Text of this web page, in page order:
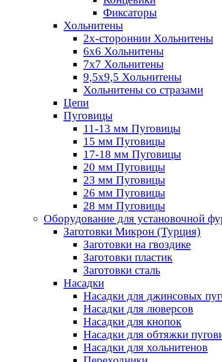
Фиксаторы
Хольнитены
2х-стороннии Хольнитены
6х6 Хольнитены
7х7 Хольнитены
9,5х9,5 Хольнитены
Хольнитены со стразами
Цепи
Пуговицы
11-13 мм Пуговицы
15 мм Пуговицы
17-18 мм Пуговицы
20 мм Пуговицы
23 мм Пуговицы
26 мм Пуговицы
28 мм Пуговицы
Оборудование для установочной
Заготовки Микрон (Турция)
Заготовки на гвоздике
Заготовки пластик
Заготовки сталь
Насадки
Насадки для джинсовых
Насадки для люверсов
Насадки для кнопок
Насадки для обтяжки
Насадки для хольнитенов